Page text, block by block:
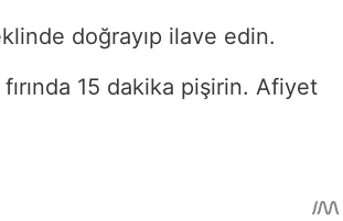
doğrayıp ilave edin.
fırında 15 dakika pişirin. Afiyet